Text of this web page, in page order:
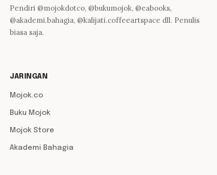
Pendiri @mojokdotco, @bukumojok, @eabooks,
@akademi.bahagia, @kalijati.coffeeartspace dll. Penulis
biasa saja.
JARINGAN
Mojok.co
Buku Mojok
Mojok Store
Akademi Bahagia